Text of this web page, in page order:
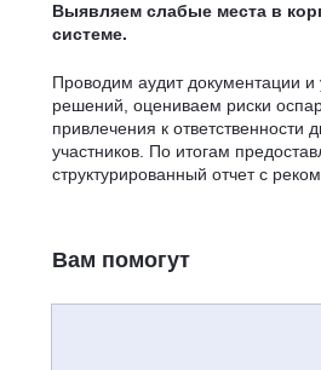
Выявляем слабые места в
системе.
Проводим аудит документации и
решений, оцениваем риски
привлечения к ответственности
участников. По итогам
структурированный отчет с
Вам помогут